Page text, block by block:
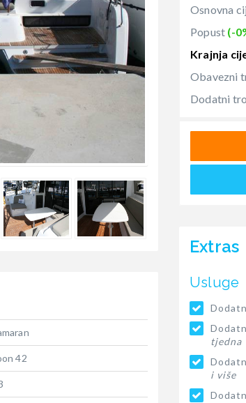
42
Osnovna
Popust (-
Krajnja
Obavezni
Dodatni
Extras
Usluge
tjedna
i više